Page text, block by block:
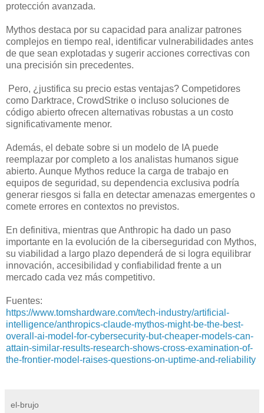
protección avanzada.
Mythos destaca por su capacidad para analizar patrones
complejos en tiempo real, identificar vulnerabilidades antes
de que sean explotadas y sugerir acciones correctivas con
una precisión sin precedentes.
Pero, ¿justifica su precio estas ventajas? Competidores
como Darktrace, CrowdStrike o incluso soluciones de
código abierto ofrecen alternativas robustas a un costo
significativamente menor.
Además, el debate sobre si un modelo de IA puede
reemplazar por completo a los analistas humanos sigue
abierto. Aunque Mythos reduce la carga de trabajo en
equipos de seguridad, su dependencia exclusiva podría
generar riesgos si falla en detectar amenazas emergentes o
comete errores en contextos no previstos.
En definitiva, mientras que Anthropic ha dado un paso
importante en la evolución de la ciberseguridad con Mythos,
su viabilidad a largo plazo dependerá de si logra equilibrar
innovación, accesibilidad y confiabilidad frente a un
mercado cada vez más competitivo.
Fuentes:
https://www.tomshardware.com/tech-industry/artificial-
intelligence/anthropics-claude-mythos-might-be-the-best-
overall-ai-model-for-cybersecurity-but-cheaper-models-can-
attain-similar-results-research-shows-cross-examination-of-
the-frontier-model-raises-questions-on-uptime-and-reliability
el-brujo